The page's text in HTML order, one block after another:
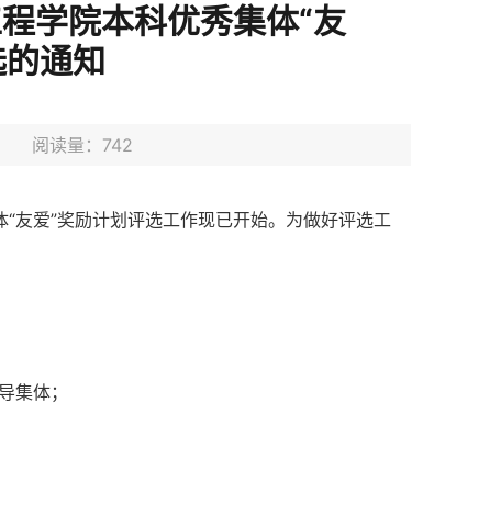
学院本科优秀集体“友
通知
阅读量： 742
友爱”奖励计划评选工作现已开始。为做好评选工
集体；